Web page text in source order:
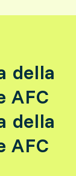
della
AFC
della
AFC